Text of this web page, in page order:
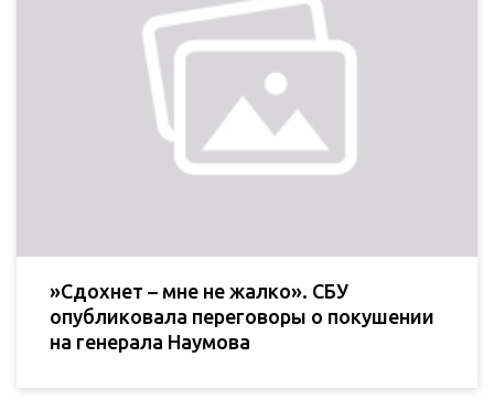
»Сдохнет – мне не жалко». СБУ
опубликовала переговоры о покушении
на генерала Наумова